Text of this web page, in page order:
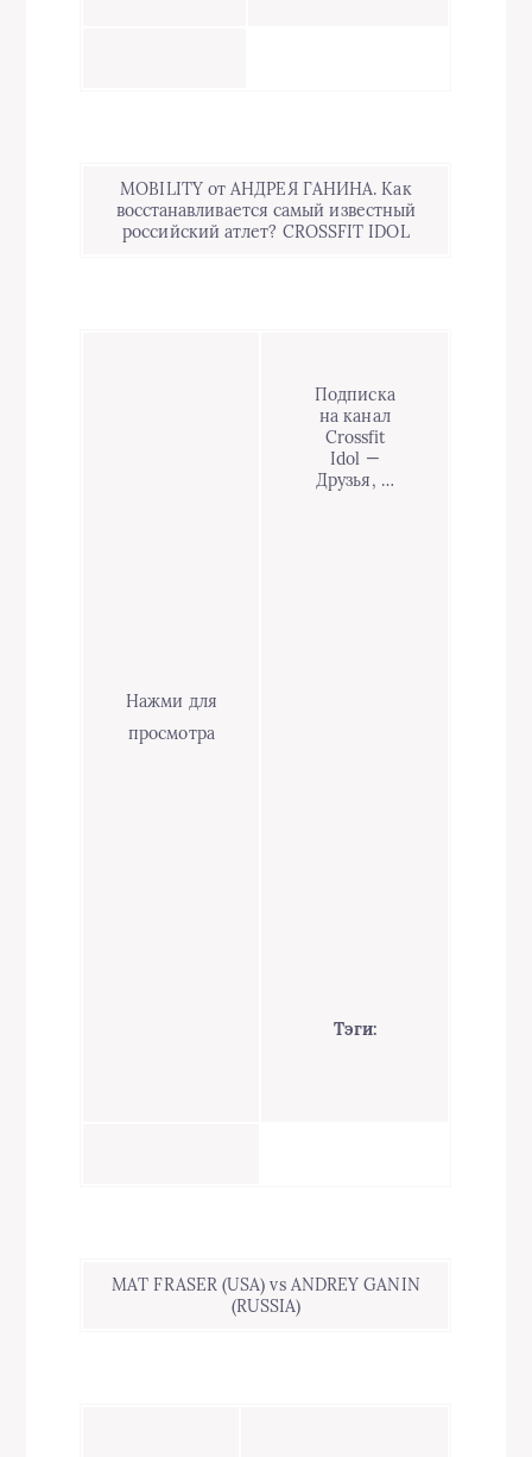
MOBILITY от АНДРЕЯ ГАНИНА. Как
восстанавливается самый известный
российский атлет? CROSSFIT IDOL
Нажми для
просмотра
Подписка
на канал
Crossfit
Idol —
Друзья, …
Тэги:
MAT FRASER (USA) vs ANDREY GANIN
(RUSSIA)